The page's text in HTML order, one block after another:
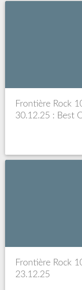
Frontière Rock
30.12.25 : Best
Frontière Rock
23.12.25